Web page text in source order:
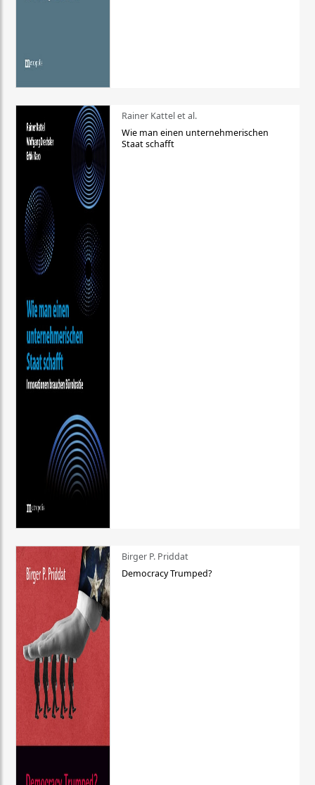
Rainer Kattel et al.
Wie man einen unternehmerischen
Staat schafft
Birger P. Priddat
Democracy Trumped?